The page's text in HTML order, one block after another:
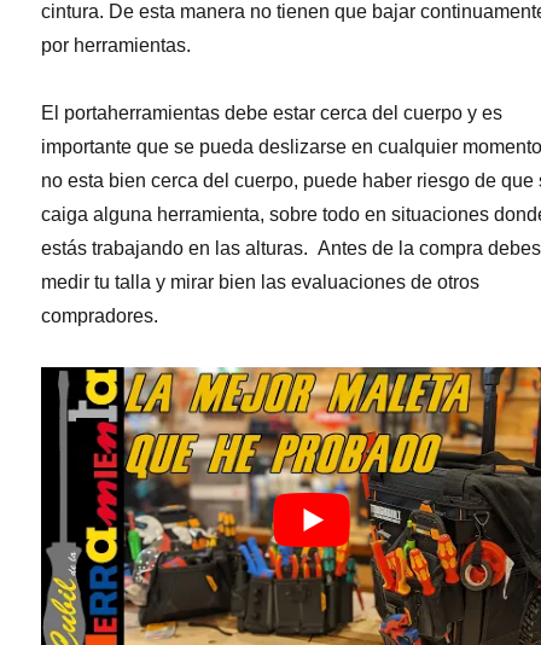
cintura. De esta manera no tienen que bajar
por herramientas.
El portaherramientas debe estar cerca del cuerpo y es
importante que se pueda deslizarse en cualquier
no esta bien cerca del cuerpo, puede haber riesgo de que
caiga alguna herramienta, sobre todo en situaciones
estás trabajando en las alturas. Antes de la compra debes
medir tu talla y mirar bien las evaluaciones de otros
compradores.